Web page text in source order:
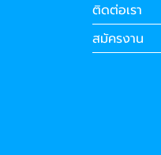
ติดต่อเรา
สมัครงาน